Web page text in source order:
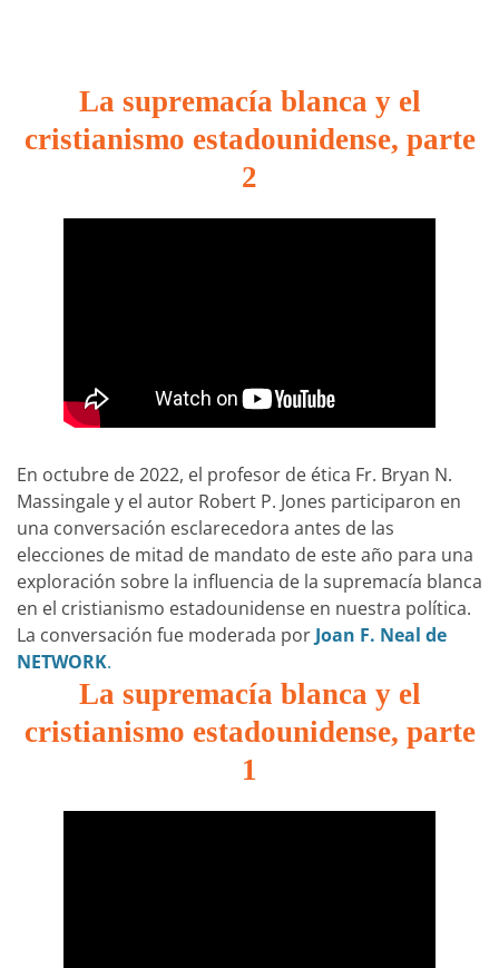
La supremacía blanca y el
cristianismo estadounidense, parte
2
En octubre de 2022, el profesor de ética Fr. Bryan N.
Massingale y el autor Robert P. Jones participaron en
una conversación esclarecedora antes de las
elecciones de mitad de mandato de este año para una
exploración sobre la influencia de la supremacía blanca
en el cristianismo estadounidense en nuestra política.
La conversación fue moderada por Joan F. Neal de
NETWORK.
La supremacía blanca y el
cristianismo estadounidense, parte
1